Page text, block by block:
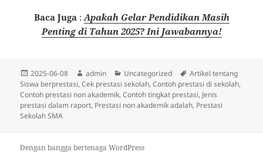
Baca Juga : Apakah Gelar Pendidikan Masih
Penting di Tahun 2025? Ini Jawabannya!
Diposkan
pada
2025-06-08 Penulis
admin Kategori
Uncategorized Tag
Artikel tentang
Siswa berprestasi,Cek prestasi sekolah,Contoh prestasi di sekolah,
Contoh prestasi non akademik,Contoh tingkat prestasi, Jenis
prestasi dalam raport, Prestasi non akademik adalah, Prestasi
Sekolah SMA
Dengan bangga bertenaga WordPress